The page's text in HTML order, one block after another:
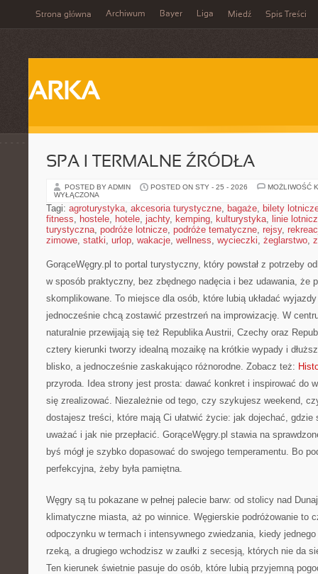
Strona główna Archiwum Bayer Liga Miedź Spis Treści
ARKA
SPA I TERMALNE ŹRÓDŁA
POSTED BY ADMIN POSTED ON STY - 25 - 2026
MOŻLIWOŚĆ
WYŁĄCZONA
Tagi: agroturystyka, akcesoria turystyczne, bagaże, bilety
fitness, hostele, hotele, jachty, kemping, kulturystyka, linie
turystyczna, podróże lotnicze, podróże tematyczne, rejsy,
zimowe, statki, urlop, wakacje, wellness, wycieczki, żeglarstwo,
GorąceWęgry.pl to portal turystyczny, który powstał z potrzeby
w sposób praktyczny, bez zbędnego nadęcia i bez udawania, że
skomplikowane. To miejsce dla osób, które lubią układać
jednocześnie chcą zostawić przestrzeń na improwizację. W
naturalnie przewijają się też Republika Austrii, Czechy oraz
cztery kierunki tworzy idealną mozaikę na krótkie wypady i
blisko, a jednocześnie zaskakująco różnorodne. Zobacz też:
przyroda. Idea strony jest prosta: dawać konkret i inspirować do
się zrealizować. Niezależnie od tego, czy szykujesz weekend,
dostajesz treści, które mają Ci ułatwić życie: jak dojechać,
uważać i jak nie przepłacić. GorąceWęgry.pl stawia na
byś mógł je szybko dopasować do swojego temperamentu. Bo
perfekcyjna, żeby była pamiętna.
Węgry są tu pokazane w pełnej palecie barw: od stolicy nad
klimatyczne miasta, aż po winnice. Węgierskie podróżowanie to
odpoczynku w termach i intensywnego zwiedzania, kiedy jednego
rzeką, a drugiego wchodzisz w zaułki z secesją, których nie da
Ten kierunek świetnie pasuje do osób, które lubią przyjemną